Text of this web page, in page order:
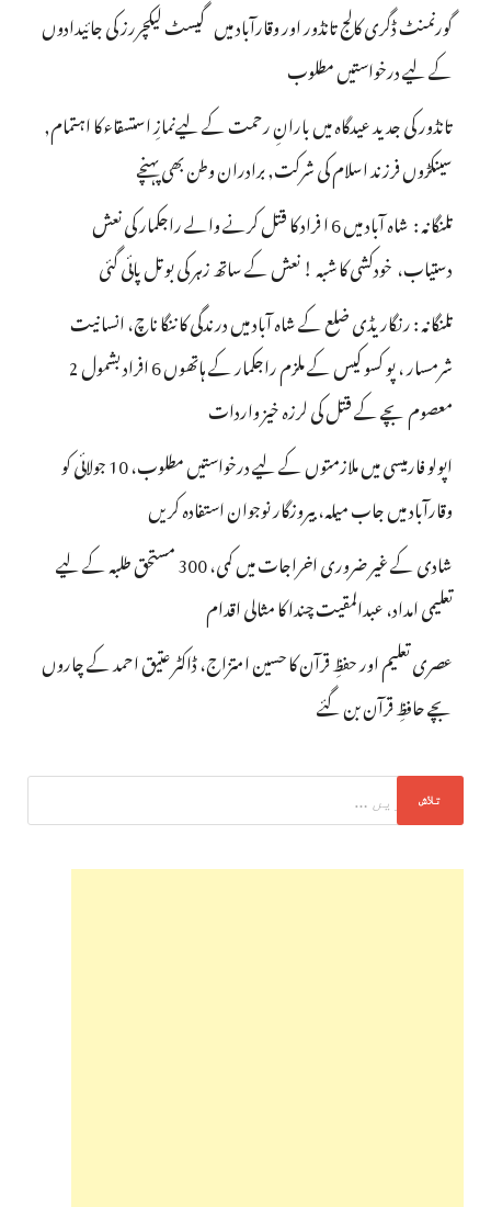
گورنمنٹ ڈگری کالج تانڈور اور وقارآباد میں گیسٹ لیکچررز کی جائیدادوں
کے لیے درخواستیں مطلوب
تانڈور کی جدید عیدگاہ میں بارانِ رحمت کے لیےنمازِ استسقاء کا اہتمام,
سینکڑوں فرزند اسلام کی شرکت, برادران وطن بھی پہنچے
تلنگانہ : شاہ آباد میں 6 ا فراد کا قتل کرنے والے راجکمار کی نعش
دستیاب، خودکشی کا شبہ ! نعش کے ساتھ زہر کی بوتل پائی گئی
تلنگانہ : رنگاریڈی ضلع کے شاہ آباد میں درندگی کا ننگا ناچ، انسانیت
شرمسار ، پو کسو کیس کے ملزم راجکمار کے ہاتھوں 6 افراد بشمول 2
معصوم بچے کے قتل کی لرزہ خیز واردات
اپولو فارمیسی میں ملازمتوں کے لیے درخواستیں مطلوب، 10 جولائی کو
وقارآباد میں جاب میلہ، بیروزگار نوجوان استفادہ کریں
شادی کے غیر ضروری اخراجات میں کمی، 300 مستحق طلبہ کے لیے
تعلیمی امداد، عبدالمقیت چندا کا مثالی اقدام
عصری تعلیم اور حفظِ قرآن کا حسین امتزاج، ڈاکٹر عتیق احمد کے چاروں
بچے حافظِ قرآن بن گئے